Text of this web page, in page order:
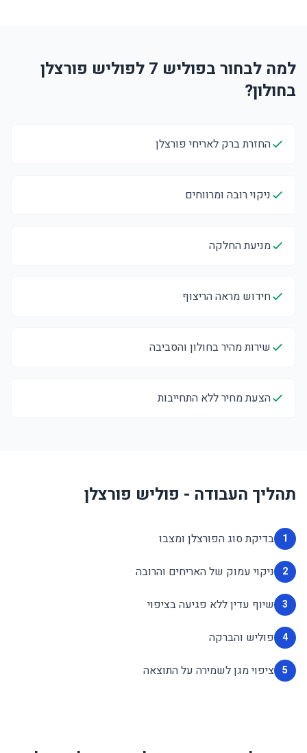
למה לבחור בפוליש 7 לפוליש פורצלן
בחולון?
החזרת ברק לאריחי פורצלן
ניקוי רובה ומרווחים
מניעת החלקה
חידוש מראה הריצוף
שירות מהיר בחולון והסביבה
הצעת מחיר ללא התחייבות
תהליך העבודה - פוליש פורצלן
1 בדיקת סוג הפורצלן ומצבו
2 ניקוי עמוק של האריחים והרובה
3 שיוף עדין ללא פגיעה בציפוי
4 פוליש והברקה
5 ציפוי מגן לשמירה על התוצאה